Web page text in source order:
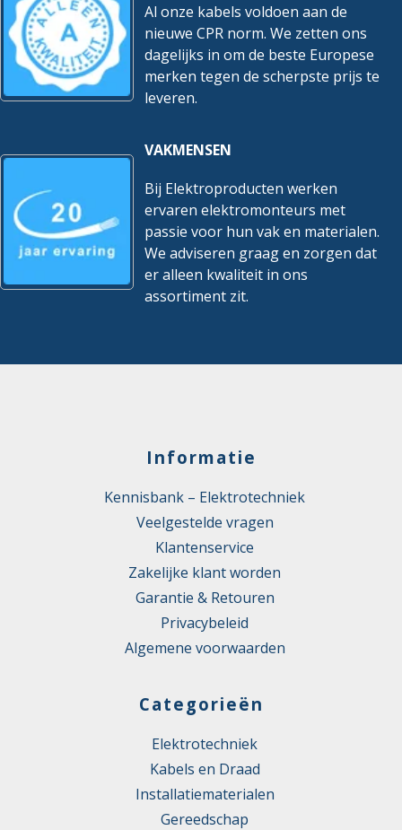
Al onze kabels voldoen aan de
nieuwe CPR norm. We zetten ons
dagelijks in om de beste Europese
merken tegen de scherpste prijs te
leveren.
VAKMENSEN
Bij Elektroproducten werken
ervaren elektromonteurs met
passie voor hun vak en materialen.
We adviseren graag en zorgen dat
er alleen kwaliteit in ons
assortiment zit.
Informatie
Kennisbank – Elektrotechniek
Veelgestelde vragen
Klantenservice
Zakelijke klant worden
Garantie & Retouren
Privacybeleid
Algemene voorwaarden
Categorieën
Elektrotechniek
Kabels en Draad
Installatiematerialen
Gereedschap